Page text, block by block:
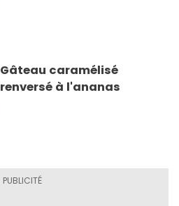
Gâteau caramélisé
renversé à l'ananas